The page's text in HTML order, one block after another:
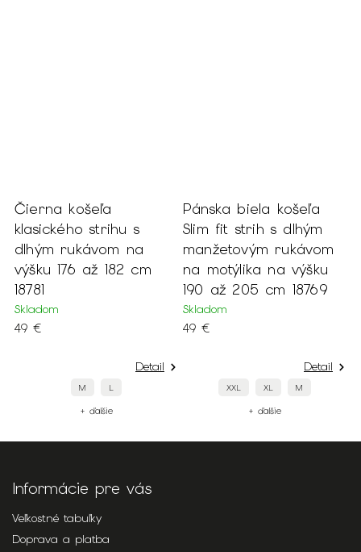
Čierna košeľa
klasického strihu s
dlhým rukávom na
výšku 176 až 182 cm
18781
Skladom
49 €
Detail
M L
+ ďalšie
Pánska biela košeľa
Slim fit strih s dlhým
manžetovým rukávom
na motýlika na výšku
190 až 205 cm 18769
Skladom
49 €
Detail
XXL XL M
+ ďalšie
Informácie pre vás
Veľkostné tabuľky
Doprava a platba